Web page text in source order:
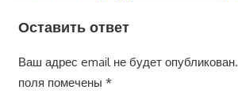
Оставить ответ
Ваш адрес email не будет опубликован.
поля помечены *